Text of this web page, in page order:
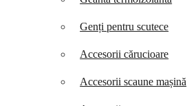
Genți pentru scutece
Accesorii cărucioare
Accesorii scaune mașină